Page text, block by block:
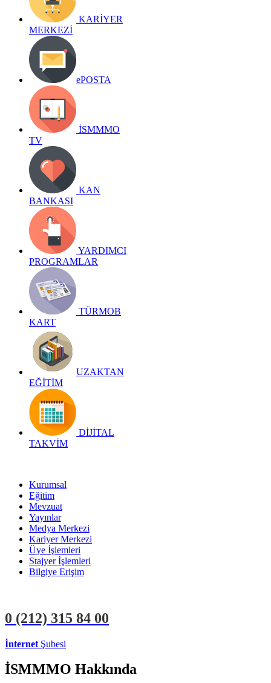
KARİYER
MERKEZİ
ePOSTA
İSMMMO
TV
KAN
BANKASI
YARDIMCI
PROGRAMLAR
TÜRMOB
KART
UZAKTAN
EĞİTİM
DİJİTAL
TAKVİM
Kurumsal
Eğitim
Mevzuat
Yayınlar
Medya Merkezi
Kariyer Merkezi
Üye İşlemleri
Stajyer İşlemleri
Bilgiye Erişim
0 (212) 315 84 00
İnternet Şubesi
İSMMMO Hakkında